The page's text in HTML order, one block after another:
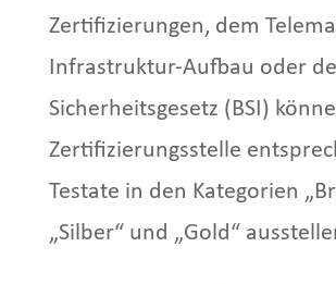
Zertifizierungen, dem
Infrastruktur-Aufbau oder
Sicherheitsgesetz (BSI)
Zertifizierungsstelle
Testate in den Kategorien
„Silber“ und „Gold“